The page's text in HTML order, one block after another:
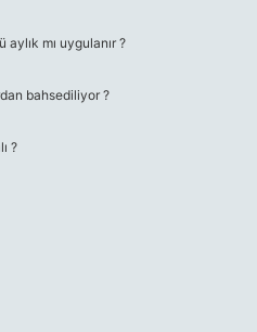
mı uygulanır ?
bahsediliyor ?
?